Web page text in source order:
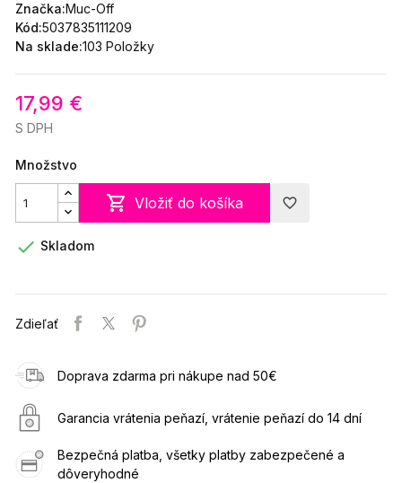
Značka:Muc-Off
Kód:5037835111209
Na sklade:103 Položky
17,99 €
S DPH
Množstvo
 Vložiť do košíka favorite_border
 Skladom
Zdieľať
Doprava zdarma pri nákupe nad 50€
Garancia vrátenia peňazí, vrátenie peňazí do 14 dní
Bezpečná platba, všetky platby zabezpečené a
dôveryhodné